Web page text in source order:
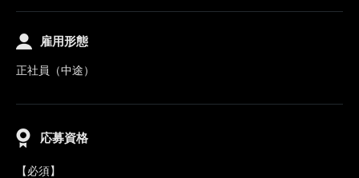
雇用形態
正社員（中途）
応募資格
【必須】